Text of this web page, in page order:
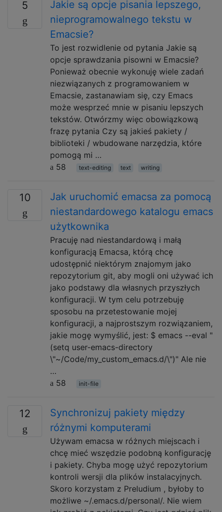
5
Jakie są opcje pisania lepszego,
nieprogramowalnego tekstu w
Emacsie?
To jest rozwidlenie od pytania Jakie są
opcje sprawdzania pisowni w Emacsie?
Ponieważ obecnie wykonuję wiele zadań
niezwiązanych z programowaniem w
Emacsie, zastanawiam się, czy Emacs
może wesprzeć mnie w pisaniu lepszych
tekstów. Otwórzmy więc obowiązkową
frazę pytania Czy są jakieś pakiety /
biblioteki / wbudowane narzędzia, które
pomogą mi …
58
text-editing text writing
10
Jak uruchomić emacsa za pomocą
niestandardowego katalogu emacs
użytkownika
Pracuję nad niestandardową i małą
konfiguracją Emacsa, którą chcę
udostępnić niektórym znajomym jako
repozytorium git, aby mogli oni używać ich
jako podstawy dla własnych przyszłych
konfiguracji. W tym celu potrzebuję
sposobu na przetestowanie mojej
konfiguracji, a najprostszym rozwiązaniem,
jakie mogę wymyślić, jest: $ emacs --eval "
(setq user-emacs-directory
\"~/Code/my_custom_emacs.d/\")" Ale nie
…
58
init-file
12
Synchronizuj pakiety między
różnymi komputerami
Używam emacsa w różnych miejscach i
chcę mieć wszędzie podobną konfigurację
i pakiety. Chyba mogę użyć repozytorium
kontroli wersji dla plików instalacyjnych.
Skoro korzystam z Preludium , byłoby to
możliwe ~/.emacs.d/personal/. Nie wiem